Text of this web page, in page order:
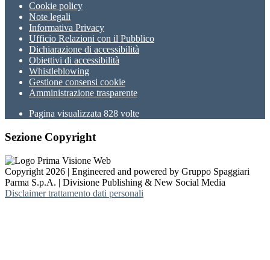
Cookie policy
Note legali
Informativa Privacy
Ufficio Relazioni con il Pubblico
Dichiarazione di accessibilità
Obiettivi di accessibilità
Whistleblowing
Gestione consensi cookie
Amministrazione trasparente
Pagina visualizzata 828 volte
Sezione Copyright
Copyright 2026 | Engineered and powered by Gruppo Spaggiari
Parma S.p.A. | Divisione Publishing & New Social Media
Disclaimer trattamento dati personali